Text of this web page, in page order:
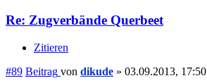
Re: Zugverbände Querbeet
Zitieren
#89 Beitrag von dikude » 03.09.2013, 17:50